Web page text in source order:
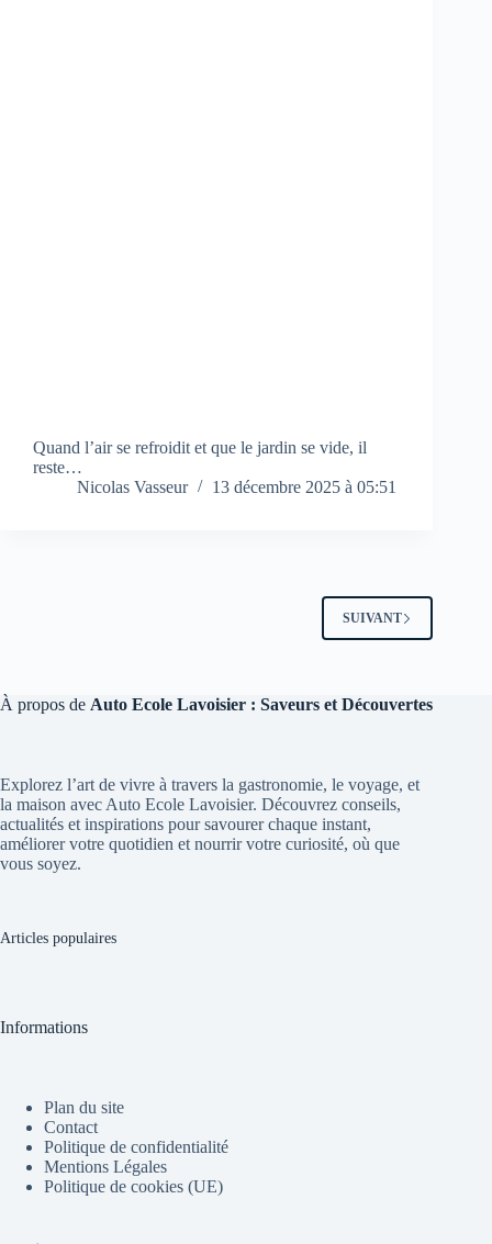
Quand l’air se refroidit et que le jardin se vide, il
reste…
Nicolas Vasseur
13 décembre 2025 à 05:51
SUIVANT
À propos de Auto Ecole Lavoisier : Saveurs et Découvertes
Explorez l’art de vivre à travers la gastronomie, le voyage, et
la maison avec Auto Ecole Lavoisier. Découvrez conseils,
actualités et inspirations pour savourer chaque instant,
améliorer votre quotidien et nourrir votre curiosité, où que
vous soyez.
Articles populaires
Informations
Plan du site
Contact
Politique de confidentialité
Mentions Légales
Politique de cookies (UE)